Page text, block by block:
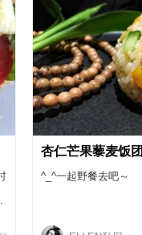
杏仁芒果藜麦饭团
^_^一起野餐去吧～